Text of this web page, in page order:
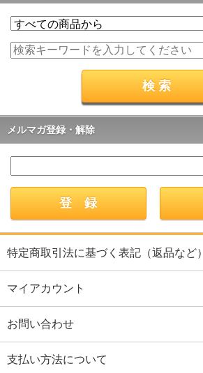
メルマガ登録・解除
特定商取引法に基づく表記（返品など）
マイアカウント
お問い合わせ
支払い方法について